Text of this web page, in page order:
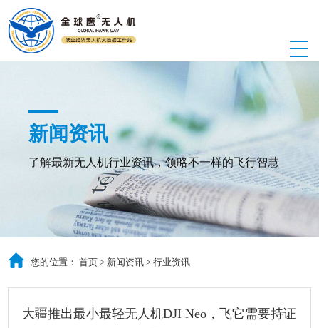
新闻资讯
了解最新无人机行业资讯，领略不一样的飞行智慧
您的位置：首页 > 新闻资讯 >行业资讯
大疆推出最小最轻无人机DJI Neo，飞它需要持证